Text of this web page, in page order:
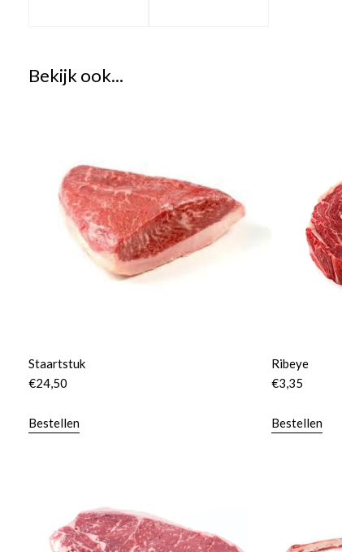
Bekijk ook...
Staartstuk
€24,50
Bestellen
Ribeye
€3,35
Bestellen